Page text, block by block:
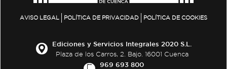
AVISO LEGAL POLÍTICA DE PRIVACIDAD POLÍTICA DE COOKIES
Ediciones y Servicios Integrales 2020 S.L.
Plaza de los Carros, 2. Bajo. 16001 Cuenca
969 693 800